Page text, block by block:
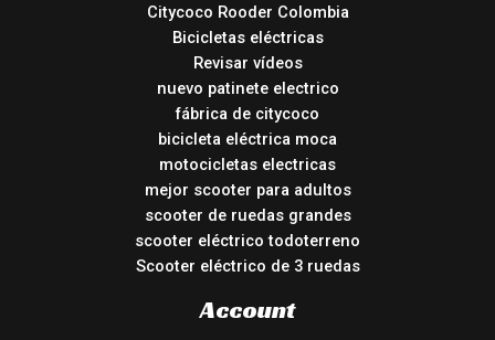
Citycoco Rooder Colombia
Bicicletas eléctricas
Revisar vídeos
nuevo patinete electrico
fábrica de citycoco
bicicleta eléctrica moca
motocicletas electricas
mejor scooter para adultos
scooter de ruedas grandes
scooter eléctrico todoterreno
Scooter eléctrico de 3 ruedas
Account